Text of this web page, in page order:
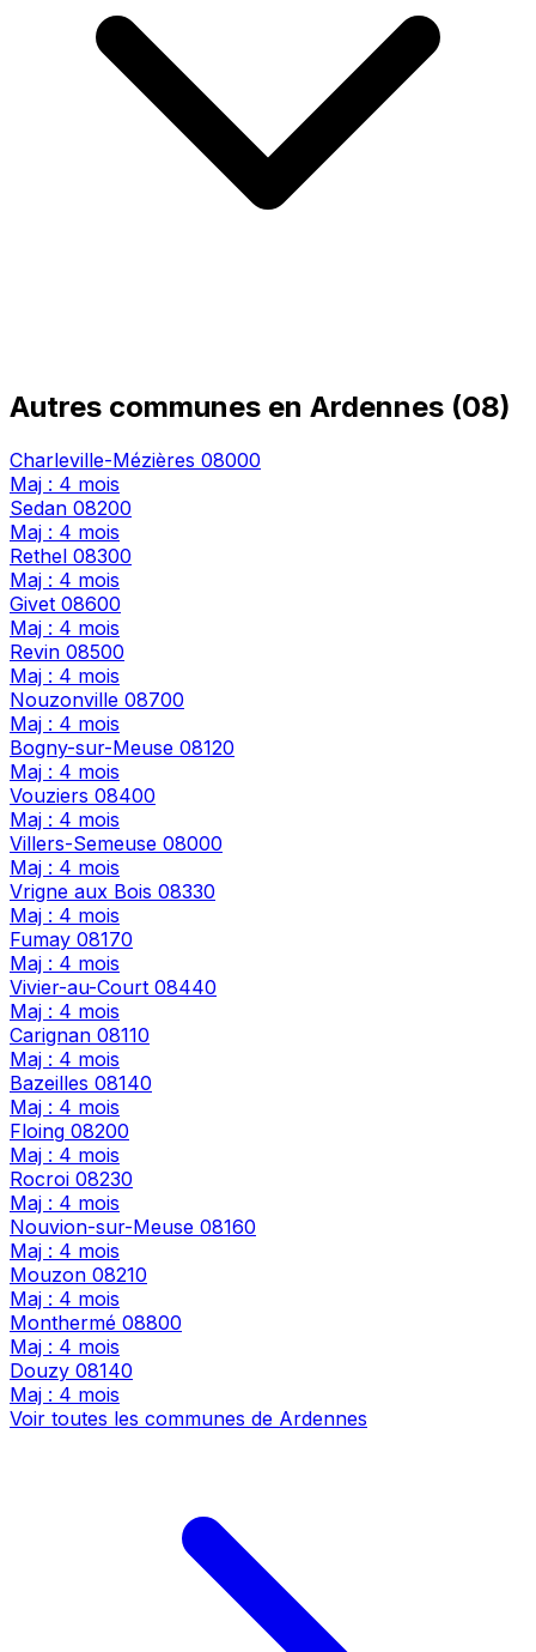
Autres communes en Ardennes (08)
Charleville-Mézières 08000
Maj : 4 mois
Sedan 08200
Maj : 4 mois
Rethel 08300
Maj : 4 mois
Givet 08600
Maj : 4 mois
Revin 08500
Maj : 4 mois
Nouzonville 08700
Maj : 4 mois
Bogny-sur-Meuse 08120
Maj : 4 mois
Vouziers 08400
Maj : 4 mois
Villers-Semeuse 08000
Maj : 4 mois
Vrigne aux Bois 08330
Maj : 4 mois
Fumay 08170
Maj : 4 mois
Vivier-au-Court 08440
Maj : 4 mois
Carignan 08110
Maj : 4 mois
Bazeilles 08140
Maj : 4 mois
Floing 08200
Maj : 4 mois
Rocroi 08230
Maj : 4 mois
Nouvion-sur-Meuse 08160
Maj : 4 mois
Mouzon 08210
Maj : 4 mois
Monthermé 08800
Maj : 4 mois
Douzy 08140
Maj : 4 mois
Voir toutes les communes de Ardennes